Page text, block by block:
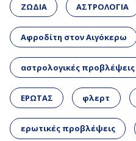
ΖΩΔΙΑ ΑΣΤΡΟΛΟΓΙΑ
Αφροδίτη στον Αιγόκερω
αστρολογικές προβλέψεις
ΕΡΩΤΑΣ φλερτ
ερωτικές προβλέψεις